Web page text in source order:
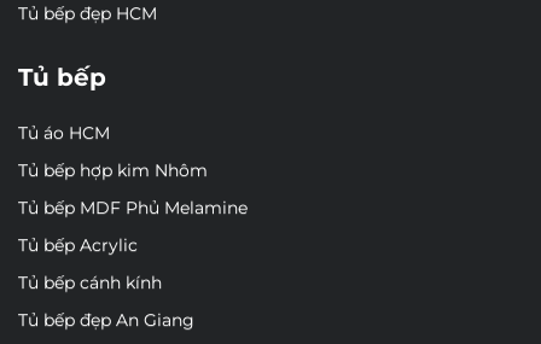
Tủ bếp đẹp HCM
Tủ bếp
Tủ áo HCM
Tủ bếp hợp kim Nhôm
Tủ bếp MDF Phủ Melamine
Tủ bếp Acrylic
Tủ bếp cánh kính
Tủ bếp đẹp An Giang